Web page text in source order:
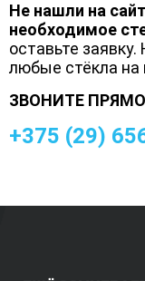
Не нашли на
необходимое
оставьте
любые стёкла на
ЗВОНИТЕ
+375 (29)